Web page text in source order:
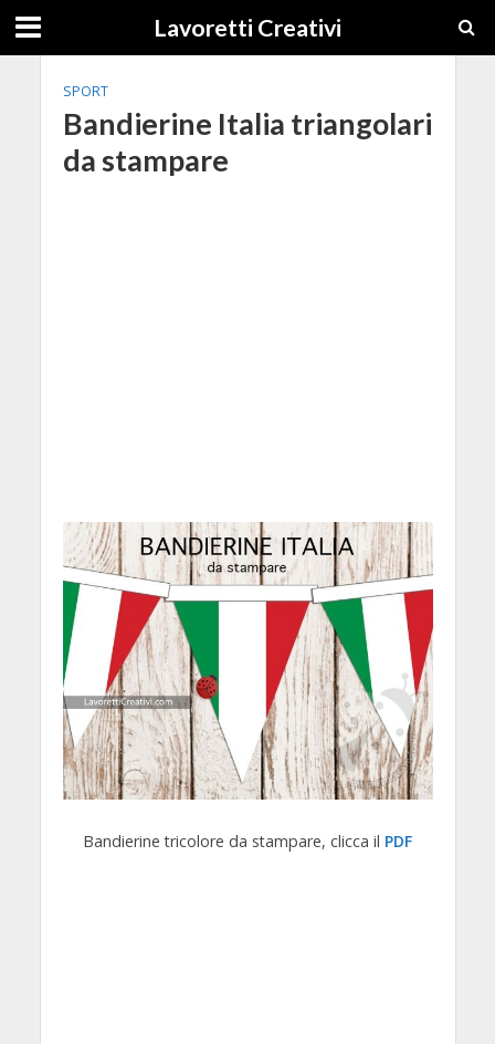
Lavoretti Creativi
SPORT
Bandierine Italia triangolari
da stampare
Bandierine tricolore da stampare, clicca il PDF